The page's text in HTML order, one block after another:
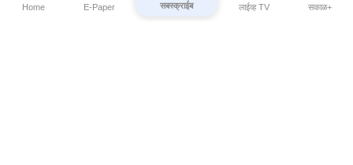
Home E-Paper सबस्क्राईब लाईव्ह TV सकाळ+